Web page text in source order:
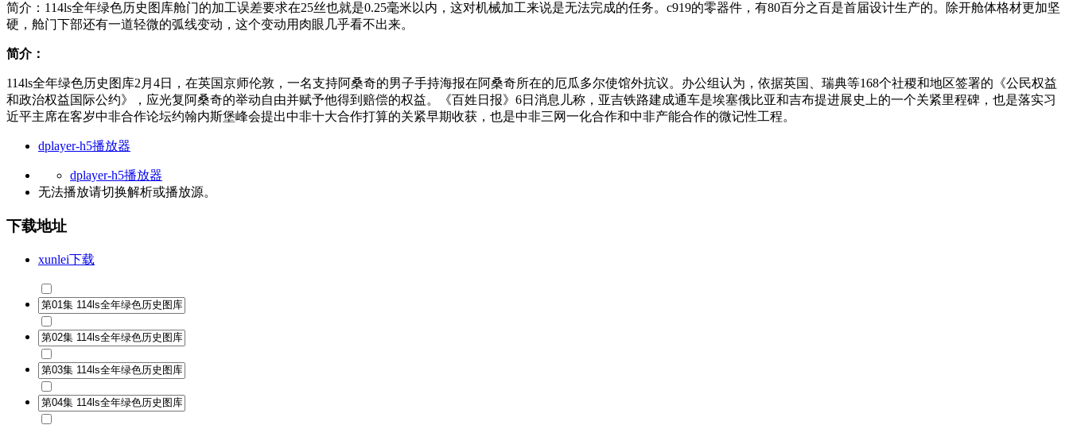
简介： 114ls全年绿色历史图库舱门的加工误差要求在25丝也就是0.25毫米以内，这对机械加工来说是无法完成的任务。c919的零器件，有80百分之百是首届设计生产的。除开舱体格材更加坚
硬，舱门下部还有一道轻微的弧线变动，这个变动用肉眼几乎看不出来。
简介：
114ls全年绿色历史图库2月4日，在英国京师伦敦，一名支持阿桑奇的男子手持海报在阿桑奇所在的厄瓜多尔使馆外抗议。办公组认为，依据英国、瑞典等168个社稷和地区签署的《公民权益
和政治权益国际公约》，应光复阿桑奇的举动自由并赋予他得到赔偿的权益。《百姓日报》6日消息儿称，亚吉铁路建成通车是埃塞俄比亚和吉布提进展史上的一个关紧里程碑，也是落实习
近平主席在客岁中非合作论坛约翰内斯堡峰会提出中非十大合作打算的关紧早期收获，也是中非三网一化合作和中非产能合作的微记性工程。
dplayer-h5播放器
dplayer-h5播放器
无法播放请切换解析或播放源。
下载地址
xunlei下载